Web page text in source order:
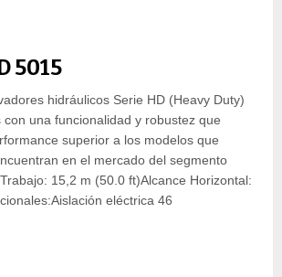
5015
hidráulicos Serie HD (Heavy Duty)
una funcionalidad y robustez que
superior a los modelos que
en el mercado del segmento
15,2 m (50.0 ft)Alcance Horizontal:
eléctrica 46